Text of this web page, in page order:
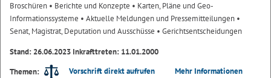
Broschüren • Berichte und Konzepte • Karten, Pläne und Geo-
Informationssysteme • Aktuelle Meldungen und Pressemitteilungen •
Senat, Magistrat, Deputation und Ausschüsse • Gerichtsentscheidungen
Stand: 26.06.2023 Inkrafttreten: 11.01.2000
Themen:
Vorschrift direkt aufrufen Mehr Informationen